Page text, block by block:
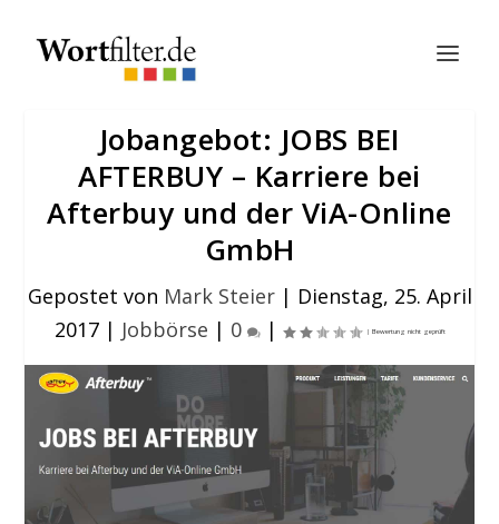
Jobangebot: JOBS BEI
AFTERBUY – Karriere bei
Afterbuy und der ViA-Online
GmbH
Gepostet von Mark Steier| Dienstag, 25. April
2017| Jobbörse | 0 |